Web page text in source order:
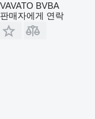
VAVATO BVBA
판매자에게 연락